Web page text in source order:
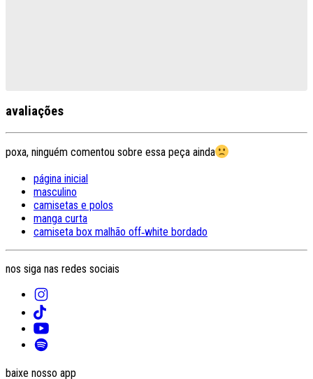
avaliações
poxa, ninguém comentou sobre essa peça ainda
página inicial
masculino
camisetas e polos
manga curta
camiseta box malhão off‑white bordado
nos siga nas redes sociais
baixe nosso app